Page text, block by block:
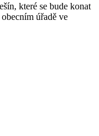
které se bude konat
úřadě ve